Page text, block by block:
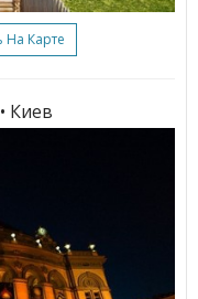
На Карте
• Киев